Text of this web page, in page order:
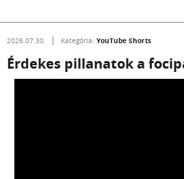
2026.07.30. Kategória: YouTube Shorts
Érdekes pillanatok a